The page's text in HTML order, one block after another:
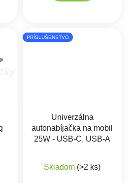
hodnotenie produktu je 5,0 z 5
PRÍSLUŠENSTVO
Univerzálna
autonabíjačka na mobil
25W - USB-C, USB-A
Skladom (>2 ks)